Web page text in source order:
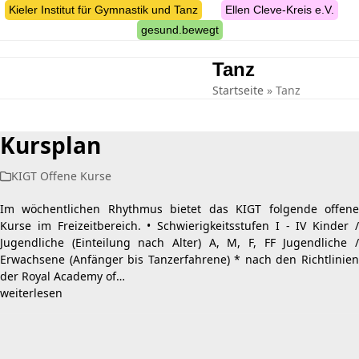
Skip
to
Kieler Institut für Gymnastik und Tanz
Ellen Cleve-Kreis e.V.
gesund.bewegt
Tanz
Startseite » Tanz
Kursplan
KIGT Offene Kurse
Im wöchentlichen Rhythmus bietet das KIGT folgende offene
Kurse im Freizeitbereich. • Schwierigkeitsstufen I - IV Kinder /
Jugendliche (Einteilung nach Alter) A, M, F, FF Jugendliche /
Erwachsene (Anfänger bis Tanzerfahrene) * nach den Richtlinien
der Royal Academy of…
weiterlesen